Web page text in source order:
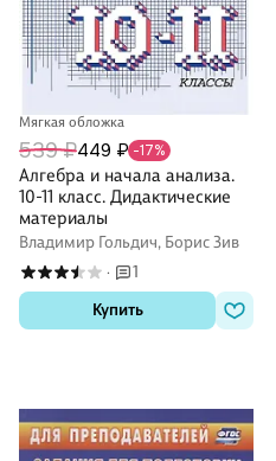
Мягкая обложка
539 ₽449 ₽ -17%
Алгебра и начала анализа.
10-11 класс. Дидактические
материалы
Владимир Гольдич, Борис Зив
·
1
Купить